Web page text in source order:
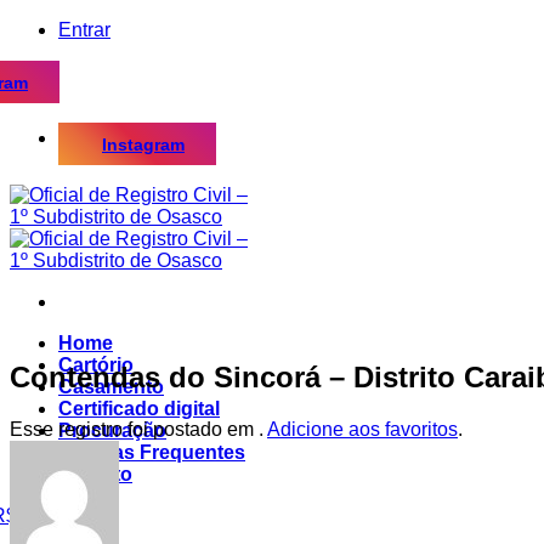
Skip
Entrar
Instagram
Home
Cartório
Casamento
Certificado digital
Procuração
Dúvidas Frequentes
Contato
0,00
Contendas do Sincorá – Distrito
Esse registro foi postado em . Adicione aos favoritos.